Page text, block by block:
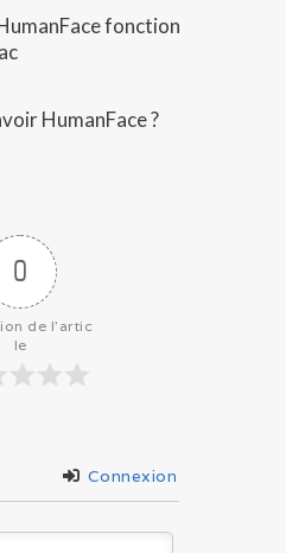
fonction
HumanFace ?
0
de l'artic
le
Connexion